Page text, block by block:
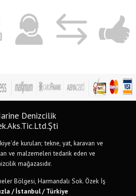
Denizcilik
kurulan; tekne, yat, karavan ve
ve malzemeleri tedarik eden ve
mağazasıdır.
Bölgesi, Harmandalı Sok. Özek İş
/ İstanbul / Türkiye